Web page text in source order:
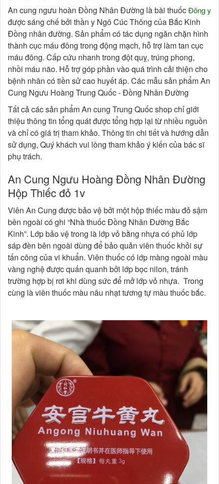
An cung ngưu hoàn Đồng Nhân Đường là bài thuốcĐông y
được sáng chế bởi thần y Ngô Cúc Thông của Bắc Kinh
Đồng nhân đường. Sản phẩm có tác dụng ngăn chặn hình
thành cục máu đông trong động mạch, hỗ trợ làm tan cục
máu đông. Cấp cứu nhanh trong đột quỵ, trúng phong,
nhồi máu não. Hỗ trợ góp phần vào quá trình cải thiện cho
bệnh nhân có tiền sử cao huyết áp. Các mẫu sản phẩm An
Cung Ngưu Hoàng Trung Quốc - Đồng Nhân Đường
Tất cả các sản phẩm An cung Trung Quốc shop chỉ giới
thiệu thông tin tổng quát được tổng hợp lại từ nhiều nguồn
và chỉ có giá trị tham khảo. Thông tin chi tiết và hướng dẫn
sử dụng, Quý khách vui lòng tham khảo ý kiến của bác sĩ
phụ trách.
An Cung Ngưu Hoàng Đồng Nhân Đường
Hộp Thiếc đỏ 1v
Viên An Cung được bảo vệ bởi một hộp thiếc màu đỏ sậm
bên ngoài có ghi “Nhà thuốc Đồng Nhân Đường Bắc
Kinh”. Lớp bảo vệ trong là lớp vỏ bằng nhựa có phủ lớp
sáp đèn bên ngoài dùng để bảo quản viên thuốc khỏi sự
tấn công của vi khuẩn. Viên thuốc có lớp màng ngoài màu
vàng nghệ được quấn quanh bởi lớp bọc nilon, tránh
trường hợp bị rơi khi dùng sức để mở lớp vỏ nhựa. Trong
cùng là viên thuốc màu nâu nhạt tương tự màu thuốc bắc.